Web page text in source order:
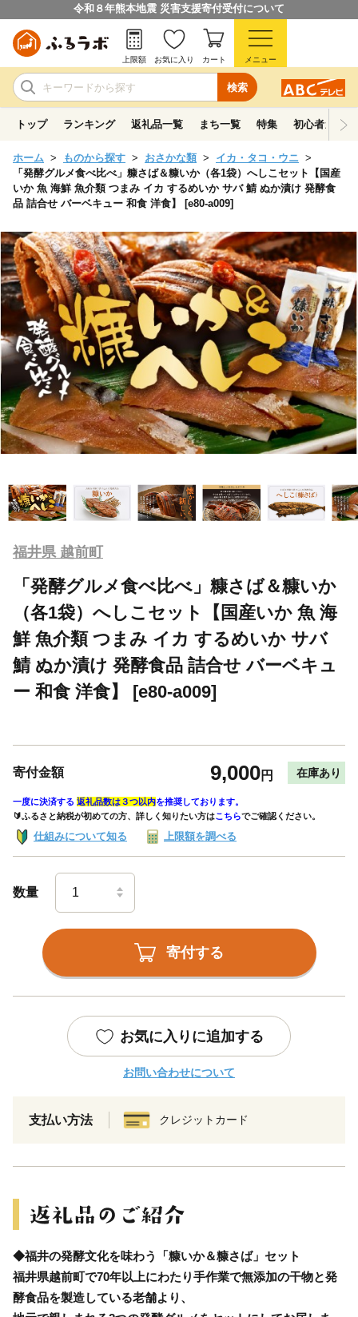
令和８年熊本地震 災害支援寄付受付について
検索
上限額 お気に入り カート メニュー
トップ ランキング 返礼品一覧 まち一覧 特集 初心者ガイド
ホーム ものから探す おさかな類
イカ・タコ・ウニ
「発酵グルメ食べ比べ」糠さば＆糠いか（各1袋）へしこセット【国産
いか 魚 海鮮 魚介類 つまみ イカ するめいか サバ 鯖 ぬか漬け 発酵食
品 詰合せ バーベキュー 和食 洋食】 [e80-a009]
福井県 越前町
「発酵グルメ食べ比べ」糠さば＆糠いか
（各1袋）へしこセット【国産いか 魚 海
鮮 魚介類 つまみ イカ するめいか サバ
鯖 ぬか漬け 発酵食品 詰合せ バーベキュ
ー 和食 洋食】 [e80-a009]
寄付金額 9,000円 在庫あり
一度に決済する 返礼品数は３つ以内を推奨しております。
🔰ふるさと納税が初めての方、詳しく知りたい方はこちらでご確認ください。
仕組みについて知る 上限額を調べる
数量
寄付する
お気に入りに追加する
お問い合わせについて
支払い方法 クレジットカード
◆福井の発酵文化を味わう「糠いか＆糠さば」セット
福井県越前町で70年以上にわたり手作業で無添加の干物と発
酵食品を製造している老舗より、